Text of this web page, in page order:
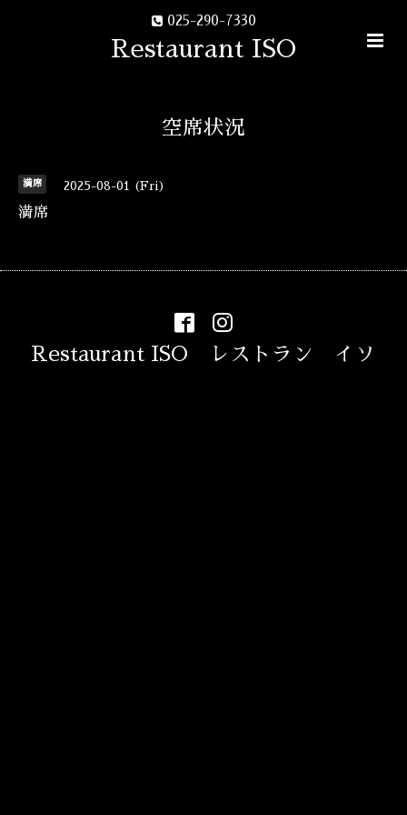
025-290-7330
Restaurant ISO
空席状況
満席 2025-08-01 (Fri)
満席
Restaurant ISO レストラン イソ